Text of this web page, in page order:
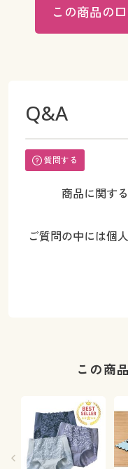
この商品の
Q&A
質問する
商品に関す
ご質問の中には個
この商